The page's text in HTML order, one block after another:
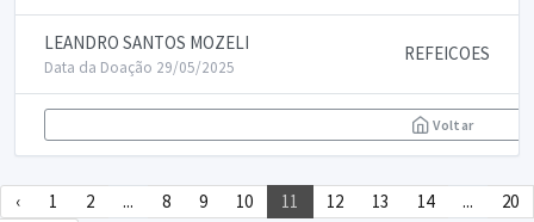
LEANDRO SANTOS MOZELI
Data da Doação 29/05/2025
REFEICOES
Voltar
‹ 1 2 ... 8 9 10 11 12 13 14 ...
20